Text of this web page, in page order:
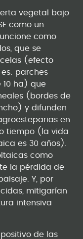
vegetal bajo
como un
como
que se
(efecto
es: parches
ha) que
(bordes de
y difunden
en
tiempo (la vida
es 30 años).
como
la pérdida de
Y, por
mitigarían
intensiva
de las